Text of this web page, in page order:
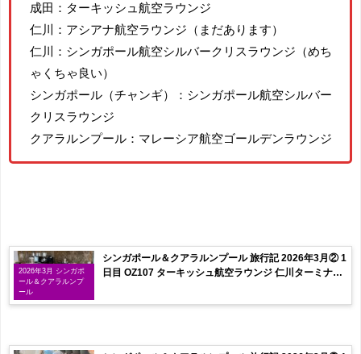
成田：ターキッシュ航空ラウンジ
仁川：アシアナ航空ラウンジ（まだあります）
仁川：シンガポール航空シルバークリスラウンジ（めち
ゃくちゃ良い）
シンガポール（チャンギ）：シンガポール航空シルバー
クリスラウンジ
クアラルンプール：マレーシア航空ゴールデンラウンジ
2026年3月 シンガポ
ール＆クアラルンプ
ール
シンガポール＆クアラルンプール 旅行記 2026年3月② 1
日目 OZ107 ターキッシュ航空ラウンジ 仁川ターミナル